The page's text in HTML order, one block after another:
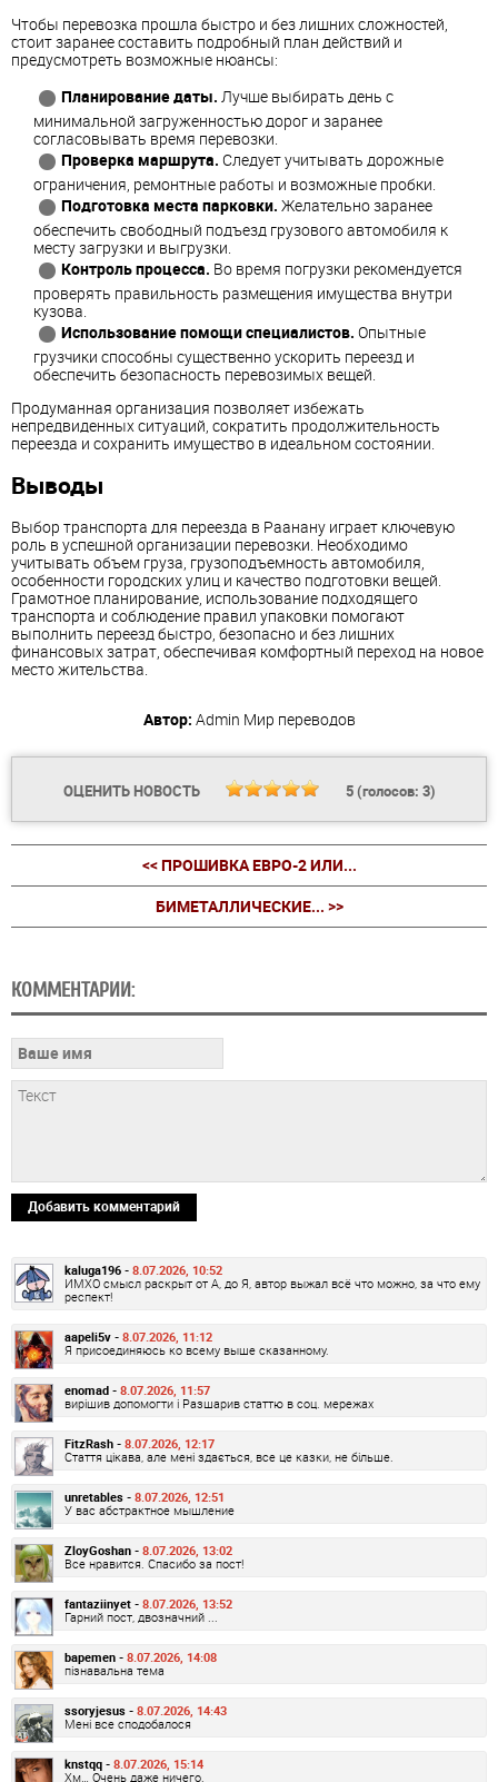
Чтобы перевозка прошла быстро и без лишних сложностей,
стоит заранее составить подробный план действий и
предусмотреть возможные нюансы:
Планирование даты. Лучше выбирать день с
минимальной загруженностью дорог и заранее
согласовывать время перевозки.
Проверка маршрута. Следует учитывать дорожные
ограничения, ремонтные работы и возможные пробки.
Подготовка места парковки. Желательно заранее
обеспечить свободный подъезд грузового автомобиля к
месту загрузки и выгрузки.
Контроль процесса. Во время погрузки рекомендуется
проверять правильность размещения имущества внутри
кузова.
Использование помощи специалистов. Опытные
грузчики способны существенно ускорить переезд и
обеспечить безопасность перевозимых вещей.
Продуманная организация позволяет избежать
непредвиденных ситуаций, сократить продолжительность
переезда и сохранить имущество в идеальном состоянии.
Выводы
Выбор транспорта для переезда в Раанану играет ключевую
роль в успешной организации перевозки. Необходимо
учитывать объем груза, грузоподъемность автомобиля,
особенности городских улиц и качество подготовки вещей.
Грамотное планирование, использование подходящего
транспорта и соблюдение правил упаковки помогают
выполнить переезд быстро, безопасно и без лишних
финансовых затрат, обеспечивая комфортный переход на новое
место жительства.
Автор: Admin Мир переводов
ОЦЕНИТЬ НОВОСТЬ 5(голосов: 3)
<< ПРОШИВКА ЕВРО-2 ИЛИ...
БИМЕТАЛЛИЧЕСКИЕ... >>
КОММЕНТАРИИ:
Добавить комментарий
kaluga196 - 8.07.2026, 10:52
ИМХО смысл раскрыт от А, до Я, автор выжал всё что можно, за что ему
респект!
aapeli5v - 8.07.2026, 11:12
Я присоединяюсь ко всему выше сказанному.
enomad - 8.07.2026, 11:57
вирішив допомогти і Разшарив статтю в соц. мережах
FitzRash - 8.07.2026, 12:17
Стаття цікава, але мені здається, все це казки, не більше.
unretables - 8.07.2026, 12:51
У вас абстрактное мышление
ZloyGoshan - 8.07.2026, 13:02
Все нравится. Спасибо за пост!
fantaziinyet - 8.07.2026, 13:52
Гарний пост, двозначний ...
bapemen - 8.07.2026, 14:08
пізнавальна тема
ssoryjesus - 8.07.2026, 14:43
Мені все сподобалося
knstqq - 8.07.2026, 15:14
Хм… Очень даже ничего.